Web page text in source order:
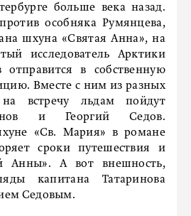
больше века назад.
особняка Румянцева,
шхуна «Святая Анна», на
исследователь Арктики
отправится в собственную
Вместе с ним из разных
встречу льдам пойдут
и Георгий Седов.
«Св. Мария» в романе
сроки путешествия и
Анны». А вот внешность,
капитана Татаринова
Седовым.